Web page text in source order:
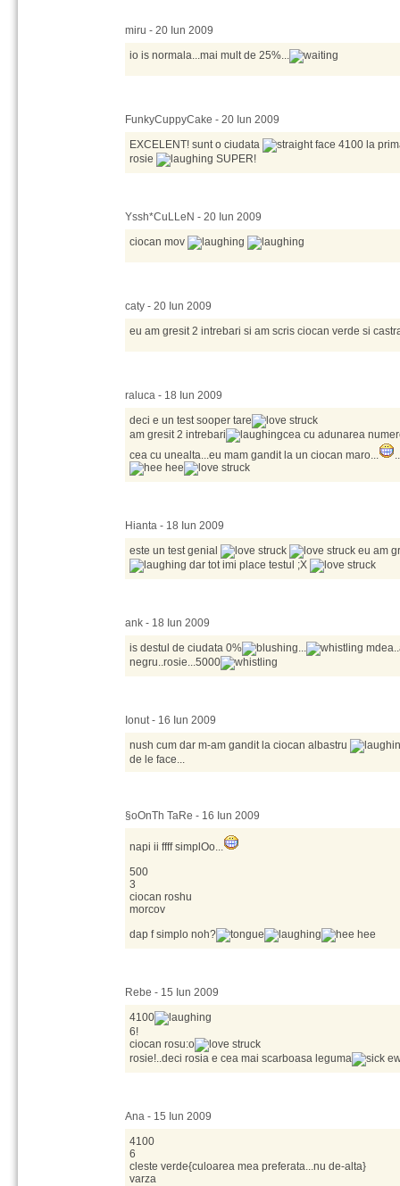
miru - 20 Iun 2009
io is normala...mai mult de 25%...
FunkyCuppyCake - 20 Iun 2009
EXCELENT! sunt o ciudata
4100 la
rosie
SUPER!
Yssh*CuLLeN - 20 Iun 2009
ciocan mov
caty - 20 Iun 2009
eu am gresit 2 intrebari si am scris ciocan verde si
raluca - 18 Iun 2009
deci e un test sooper tare
am gresit 2 intrebari
cea cu adunarea
cea cu unealta...eu mam gandit la un ciocan maro...
Hianta - 18 Iun 2009
este un test genial
eu am
dar tot imi place testul ;X
ank - 18 Iun 2009
is destul de ciudata 0%
...
negru..rosie...5000
Ionut - 16 Iun 2009
nush cum dar m-am gandit la ciocan albastru
de le face...
§oOnTh TaRe - 16 Iun 2009
napi ii ffff simplOo...
500
3
ciocan roshu
morcov
dap f simplo noh?
Rebe - 15 Iun 2009
4100
6!
ciocan rosu:o
rosie!..deci rosia e cea mai scarboasa leguma
Ana - 15 Iun 2009
4100
6
cleste verde{culoarea mea preferata...nu de-alta}
varza